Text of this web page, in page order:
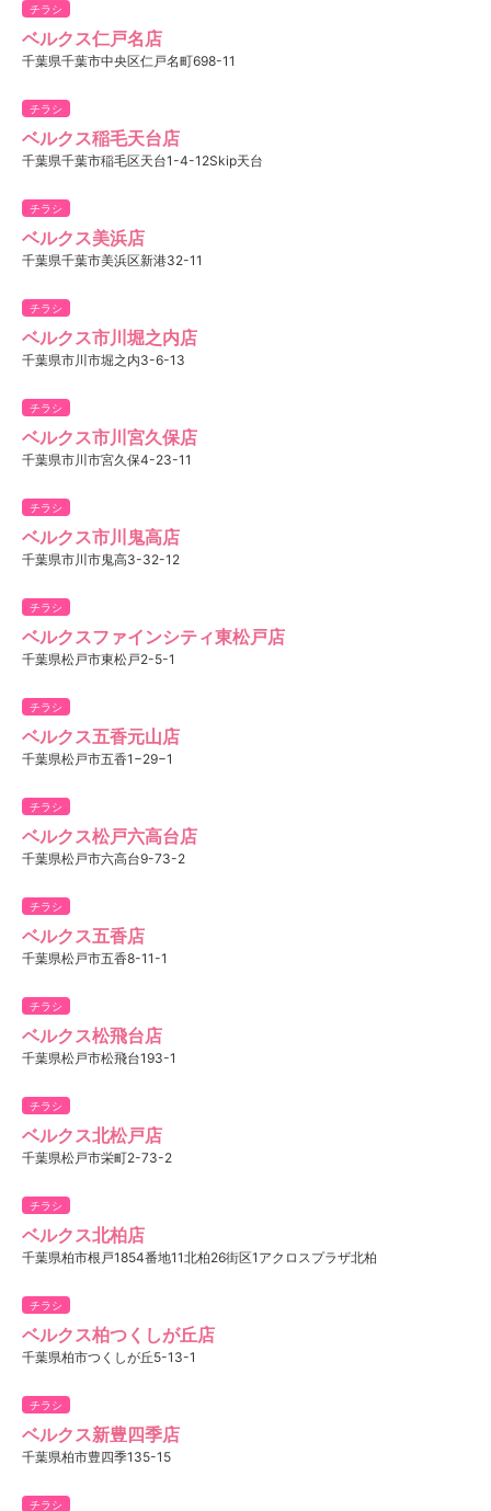
チラシ
ベルクス仁戸名店
千葉県千葉市中央区仁戸名町698-11
チラシ
ベルクス稲毛天台店
千葉県千葉市稲毛区天台1-4-12Skip天台
チラシ
ベルクス美浜店
千葉県千葉市美浜区新港32-11
チラシ
ベルクス市川堀之内店
千葉県市川市堀之内3-6-13
チラシ
ベルクス市川宮久保店
千葉県市川市宮久保4-23-11
チラシ
ベルクス市川鬼高店
千葉県市川市鬼高3-32-12
チラシ
ベルクスファインシティ東松戸店
千葉県松戸市東松戸2-5-1
チラシ
ベルクス五香元山店
千葉県松戸市五香1−29−1
チラシ
ベルクス松戸六高台店
千葉県松戸市六高台9-73-2
チラシ
ベルクス五香店
千葉県松戸市五香8-11-1
チラシ
ベルクス松飛台店
千葉県松戸市松飛台193-1
チラシ
ベルクス北松戸店
千葉県松戸市栄町2-73-2
チラシ
ベルクス北柏店
千葉県柏市根戸1854番地11北柏26街区1アクロスプラザ北柏
チラシ
ベルクス柏つくしが丘店
千葉県柏市つくしが丘5-13-1
チラシ
ベルクス新豊四季店
千葉県柏市豊四季135-15
チラシ